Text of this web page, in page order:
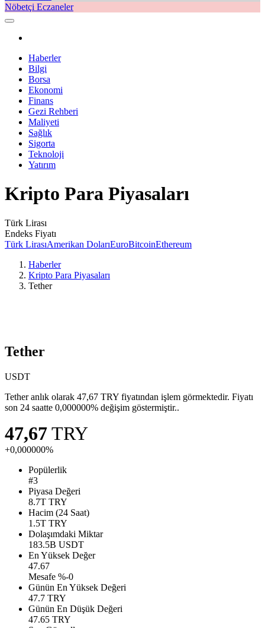
Nöbetçi Eczaneler
Haberler
Bilgi
Borsa
Ekonomi
Finans
Gezi Rehberi
Maliyeti
Sağlık
Sigorta
Teknoloji
Yatırım
Kripto Para Piyasaları
Türk Lirası
Endeks Fiyatı
Türk LirasıAmerikan DolarıEuroBitcoinEthereum
Haberler
Kripto Para Piyasaları
Tether
Tether
USDT
Tether anlık olarak 47,67 TRY fiyatından işlem görmektedir. Fiyatı
son 24 saatte 0,000000% değişim göstermiştir..
47,67TRY
+0,000000%
Popülerlik
#3
Piyasa Değeri
8.7T TRY
Hacim (24 Saat)
1.5T TRY
Dolaşımdaki Miktar
183.5B USDT
En Yüksek Değer
47.67
Mesafe %-0
Günün En Yüksek Değeri
47.7 TRY
Günün En Düşük Değeri
47.65 TRY